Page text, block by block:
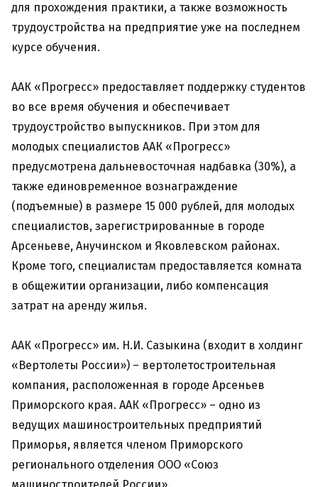
для прохождения практики, а также возможность
трудоустройства на предприятие уже на последнем
курсе обучения.
ААК «Прогресс» предоставляет поддержку студентов
во все время обучения и обеспечивает
трудоустройство выпускников. При этом для
молодых специалистов ААК «Прогресс»
предусмотрена дальневосточная надбавка (30%), а
также единовременное вознаграждение
(подъемные) в размере 15 000 рублей, для молодых
специалистов, зарегистрированные в городе
Арсеньеве, Анучинском и Яковлевском районах.
Кроме того, специалистам предоставляется комната
в общежитии организации, либо компенсация
затрат на аренду жилья.
ААК «Прогресс» им. Н.И. Сазыкина (входит в холдинг
«Вертолеты России») – вертолетостроительная
компания, расположенная в городе Арсеньев
Приморского края. ААК «Прогресс» – одно из
ведущих машиностроительных предприятий
Приморья, является членом Приморского
регионального отделения ООО «Союз